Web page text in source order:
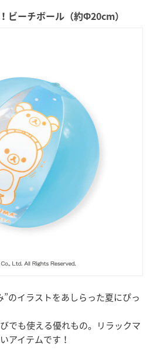
ビーチボール（約Φ20cm）
のイラストをあしらった夏にぴっ
でも使える優れもの。リラックマ
アイテムです！